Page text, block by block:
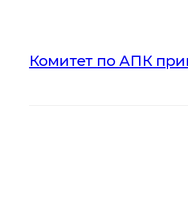
Комитет по АПК